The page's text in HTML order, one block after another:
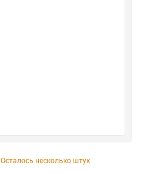
Осталось несколько штук